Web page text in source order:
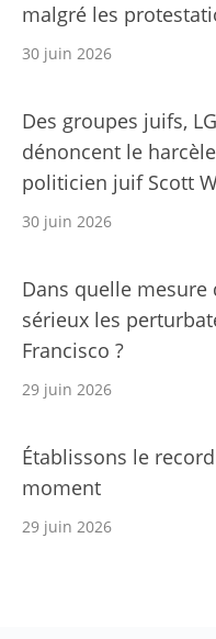
malgré les
30 juin 2026
Des groupes juifs,
dénoncent le
politicien juif Scott
30 juin 2026
Dans quelle
sérieux les
Francisco ?
29 juin 2026
Établissons le
moment
29 juin 2026